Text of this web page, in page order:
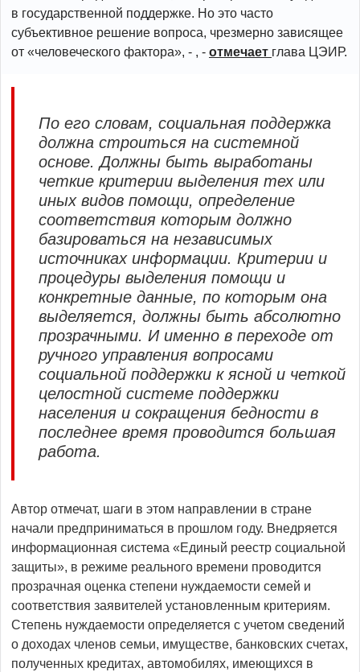
в государственной поддержке. Но это часто
субъективное решение вопроса, чрезмерно зависящее
от «человеческого фактора», - , - отмечает глава ЦЭИР.
По его словам, социальная поддержка
должна строиться на системной
основе. Должны быть выработаны
четкие критерии выделения тех или
иных видов помощи, определение
соответствия которым должно
базироваться на независимых
источниках информации. Критерии и
процедуры выделения помощи и
конкретные данные, по которым она
выделяется, должны быть абсолютно
прозрачными. И именно в переходе от
ручного управления вопросами
социальной поддержки к ясной и четкой
целостной системе поддержки
населения и сокращения бедности в
последнее время проводится большая
работа.
Автор отмечат, шаги в этом направлении в стране
начали предприниматься в прошлом году. Внедряется
информационная система «Единый реестр социальной
защиты», в режиме реального времени проводится
прозрачная оценка степени нуждаемости семей и
соответствия заявителей установленным критериям.
Степень нуждаемости определяется с учетом сведений
о доходах членов семьи, имуществе, банковских счетах,
полученных кредитах, автомобилях, имеющихся в